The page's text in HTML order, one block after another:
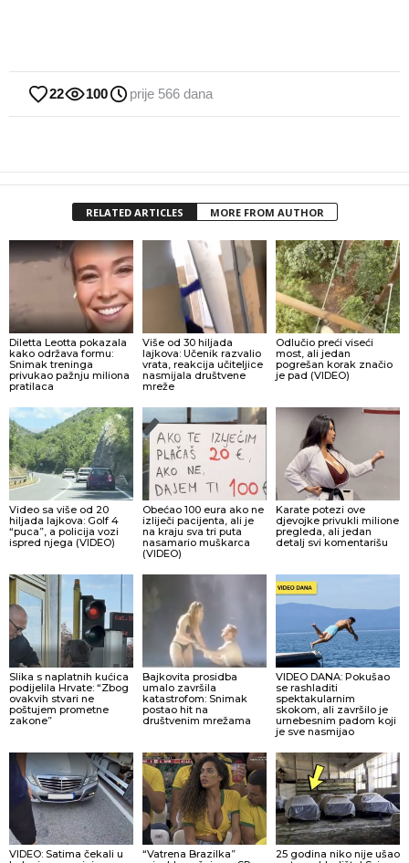
22 100 prije 566 dana
RELATED ARTICLES MORE FROM AUTHOR
Diletta Leotta pokazala
kako održava formu:
Snimak treninga
privukao pažnju miliona
pratilaca
Više od 30 hiljada
lajkova: Učenik razvalio
vrata, reakcija učiteljice
nasmijala društvene
mreže
Odlučio preći viseći
most, ali jedan
pogrešan korak značio
je pad (VIDEO)
Video sa više od 20
hiljada lajkova: Golf 4
“puca”, a policija vozi
ispred njega (VIDEO)
Obećao 100 eura ako ne
izliječi pacijenta, ali je
na kraju sva tri puta
nasamario muškarca
(VIDEO)
Karate potezi ove
djevojke privukli milione
pregleda, ali jedan
detalj svi komentarišu
Slika s naplatnih kućica
podijelila Hrvate: “Zbog
ovakvih stvari ne
poštujem prometne
zakone”
Bajkovita prosidba
umalo završila
katastrofom: Snimak
postao hit na
društvenim mrežama
VIDEO DANA: Pokušao
se rashladiti
spektakularnim
skokom, ali završilo je
urnebesnim padom koji
je sve nasmijao
VIDEO: Satima čekali u
“Vatrena Brazilka”
25 godina niko nije ušao